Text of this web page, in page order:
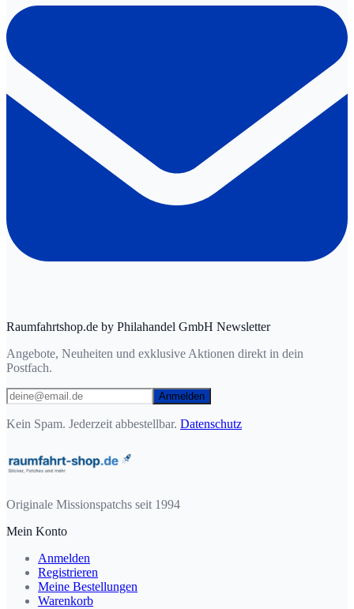
Raumfahrtshop.de by Philahandel GmbH Newsletter
Angebote, Neuheiten und exklusive Aktionen direkt in dein
Postfach.
Anmelden
Kein Spam. Jederzeit abbestellbar. Datenschutz
Originale Missionspatchs seit 1994
Mein Konto
Anmelden
Registrieren
Meine Bestellungen
Warenkorb